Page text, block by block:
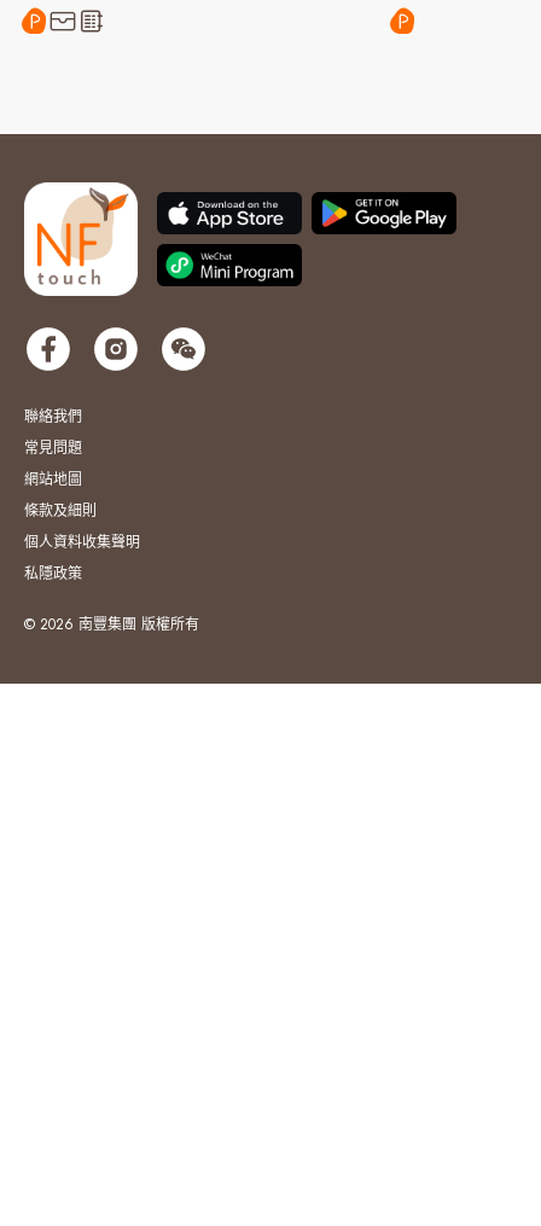
聯絡我們
常見問題
網站地圖
條款及細則
個人資料收集聲明
私隱政策
© 2026 南豐集團 版權所有